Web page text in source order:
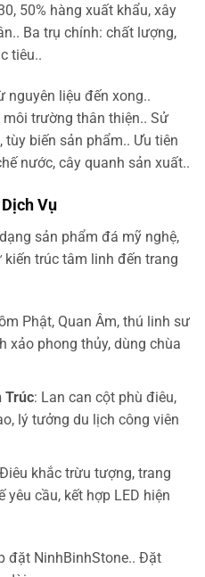
50% hàng xuất khẩu, xây
Ba trụ chính: chất lượng,
tiêu..
nguyên liệu đến xong..
trường thân thiện.. Sử
biến sản phẩm.. Ưu tiên
nước, cây quanh sản xuất..
Vụ
sản phẩm đá mỹ nghệ,
trúc tâm linh đến trang
Phật, Quan Âm, thú linh sư
xảo phong thủy, dùng chùa
Trúc: Lan can cột phù điêu,
lý tưởng du lịch công viên
khắc trừu tượng, trang
yêu cầu, kết hợp LED hiện
đặt NinhBinhStone.. Đặt